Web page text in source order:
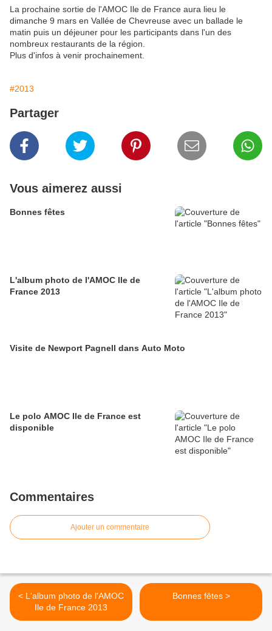
La prochaine sortie de l'AMOC Ile de France aura lieu le
dimanche 9 mars en Vallée de Chevreuse avec un ballade le
matin puis un déjeuner pour les participants dans l'un des
nombreux restaurants de la région.
Plus d'infos à venir prochainement.
#2013
Partager
Vous aimerez aussi
Bonnes fêtes
L'album photo de l'AMOC Ile de
France 2013
Visite de Newport Pagnell dans Auto Moto
Le polo AMOC Ile de France est
disponible
Commentaires
Ajouter un commentaire
< L'album photo de l'AMOC
Ile de France 2013
Bonnes fêtes >